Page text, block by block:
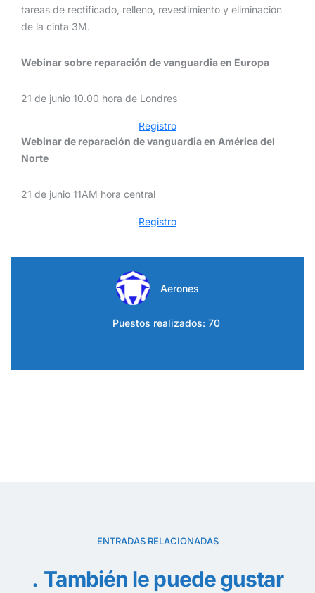
tareas de rectificado, relleno, revestimiento y eliminación
de la cinta 3M.
Webinar sobre reparación de vanguardia en Europa
21 de junio 10.00 hora de Londres
Registro
Webinar de reparación de vanguardia en América del
Norte
21 de junio 11AM hora central
Registro
Aerones
Puestos realizados: 70
ENTRADAS RELACIONADAS
También le puede gustar